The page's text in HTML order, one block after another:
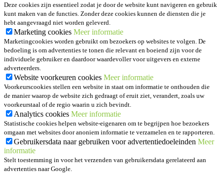
Deze cookies zijn essentieel zodat je door de website kunt navigeren en gebruik
kunt maken van de functies. Zonder deze cookies kunnen de diensten die je
hebt aangevraagd niet worden geleverd.
Marketing cookies Meer informatie
Marketingcookies worden gebruikt om bezoekers op websites te volgen. De
bedoeling is om advertenties te tonen die relevant en boeiend zijn voor de
individuele gebruiker en daardoor waardevoller voor uitgevers en externe
adverteerders.
Website voorkeuren cookies Meer informatie
Voorkeurscookies stellen een website in staat om informatie te onthouden die
de manier waarop de website zich gedraagt of eruit ziet, verandert, zoals uw
voorkeurstaal of de regio waarin u zich bevindt.
Analytics cookies Meer informatie
Statistische cookies helpen website-eigenaren om te begrijpen hoe bezoekers
omgaan met websites door anoniem informatie te verzamelen en te rapporteren.
Gebruikersdata naar gebruiken voor advertentiedoeleinden Meer
informatie
Stelt toestemming in voor het verzenden van gebruikersdata gerelateerd aan
advertenties naar Google.